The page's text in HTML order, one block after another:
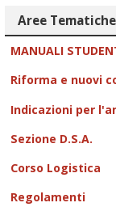
Aree Tematiche
MANUALI
Riforma e nuovi
Indicazioni per
Sezione D.S.A.
Corso Logistica
Regolamenti